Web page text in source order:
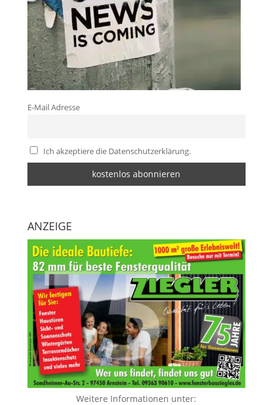
E-Mail Adresse
Ich akzeptiere die Datenschutzerklärung.
ANZEIGE
Weitere Informationen unter: